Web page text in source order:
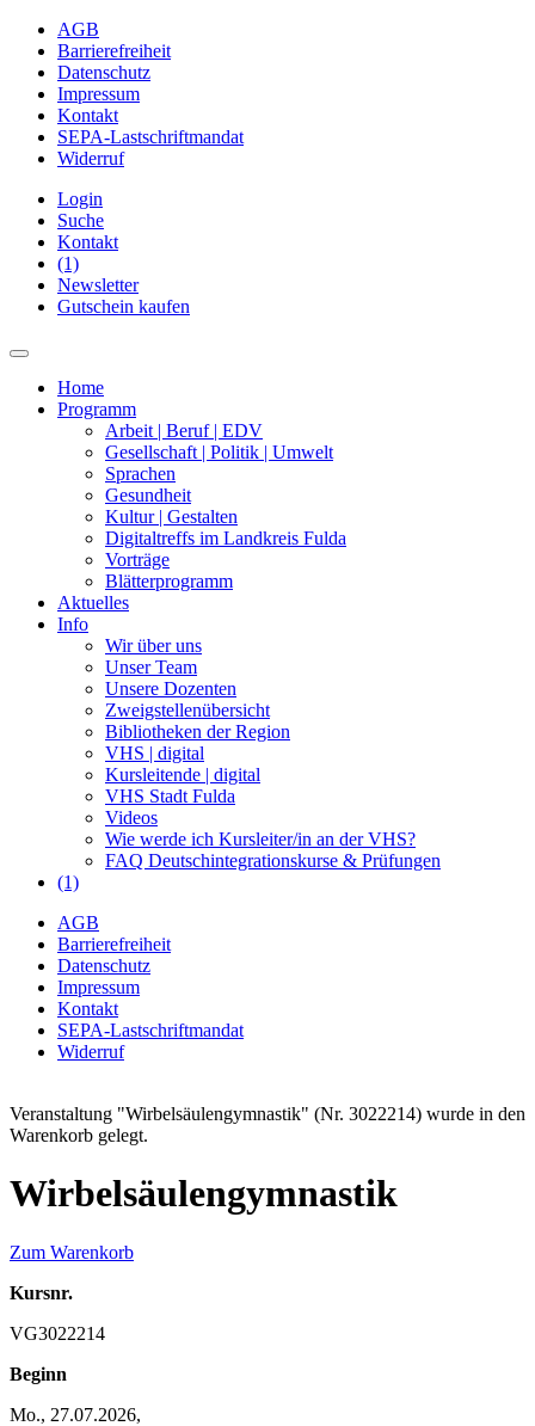
AGB
Barrierefreiheit
Datenschutz
Impressum
Kontakt
SEPA-Lastschriftmandat
Widerruf
Login
Suche
Kontakt
(1)
Newsletter
Gutschein kaufen
Home
Programm
Arbeit | Beruf | EDV
Gesellschaft | Politik | Umwelt
Sprachen
Gesundheit
Kultur | Gestalten
Digitaltreffs im Landkreis Fulda
Vorträge
Blätterprogramm
Aktuelles
Info
Wir über uns
Unser Team
Unsere Dozenten
Zweigstellenübersicht
Bibliotheken der Region
VHS | digital
Kursleitende | digital
VHS Stadt Fulda
Videos
Wie werde ich Kursleiter/in an der VHS?
FAQ Deutschintegrationskurse & Prüfungen
(1)
AGB
Barrierefreiheit
Datenschutz
Impressum
Kontakt
SEPA-Lastschriftmandat
Widerruf
Veranstaltung "Wirbelsäulengymnastik" (Nr. 3022214) wurde in den
Warenkorb gelegt.
Wirbelsäulengymnastik
Zum Warenkorb
Kursnr.
VG3022214
Beginn
Mo., 27.07.2026,